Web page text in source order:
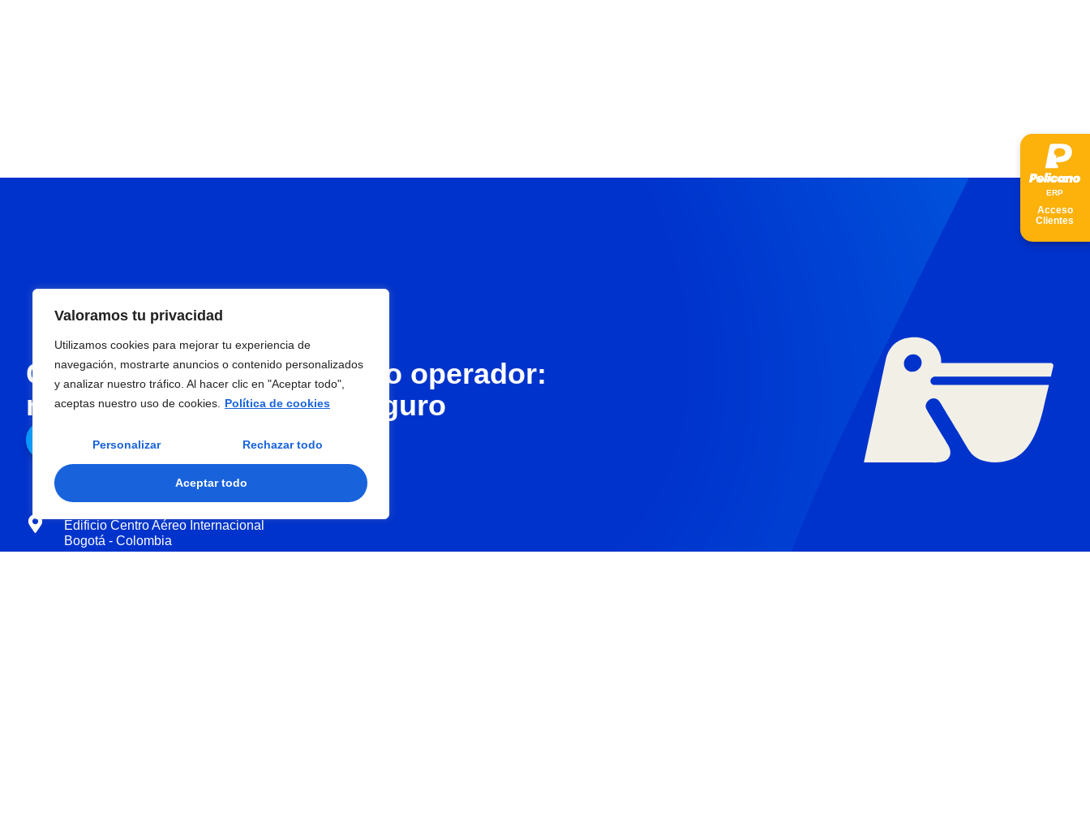
Valoramos tu privacidad
Utilizamos cookies para mejorar tu experiencia de
navegación, mostrarte anuncios o contenido personalizados
y analizar nuestro tráfico. Al hacer clic en "Aceptar todo",
aceptas nuestro uso de cookies.
Política de cookies
Personalizar Rechazar todo
Aceptar todo
Con Pasar, todo en un solo operador:
más rápido, eficiente y seguro
Contáctenos
Edificio Centro Aéreo Internacional
Bogotá - Colombia
ERP
Acceso
Clientes